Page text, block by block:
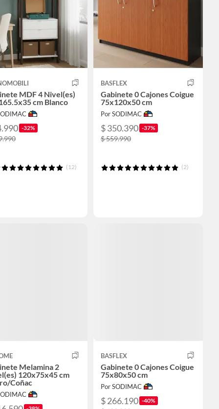
MDF 4 Nivel(es)
cm Blanco
-32%
(12)
BASFLEX
Gabinete 0 Cajones Coigue
75x120x50 cm
Por SODIMAC
$ 350.390 -37%
$ 559.990
(2)
Melamina 2
120x75x45 cm
Coñac
BASFLEX
Gabinete 0 Cajones Coigue
75x80x50 cm
Por SODIMAC
$ 266.190 -40%